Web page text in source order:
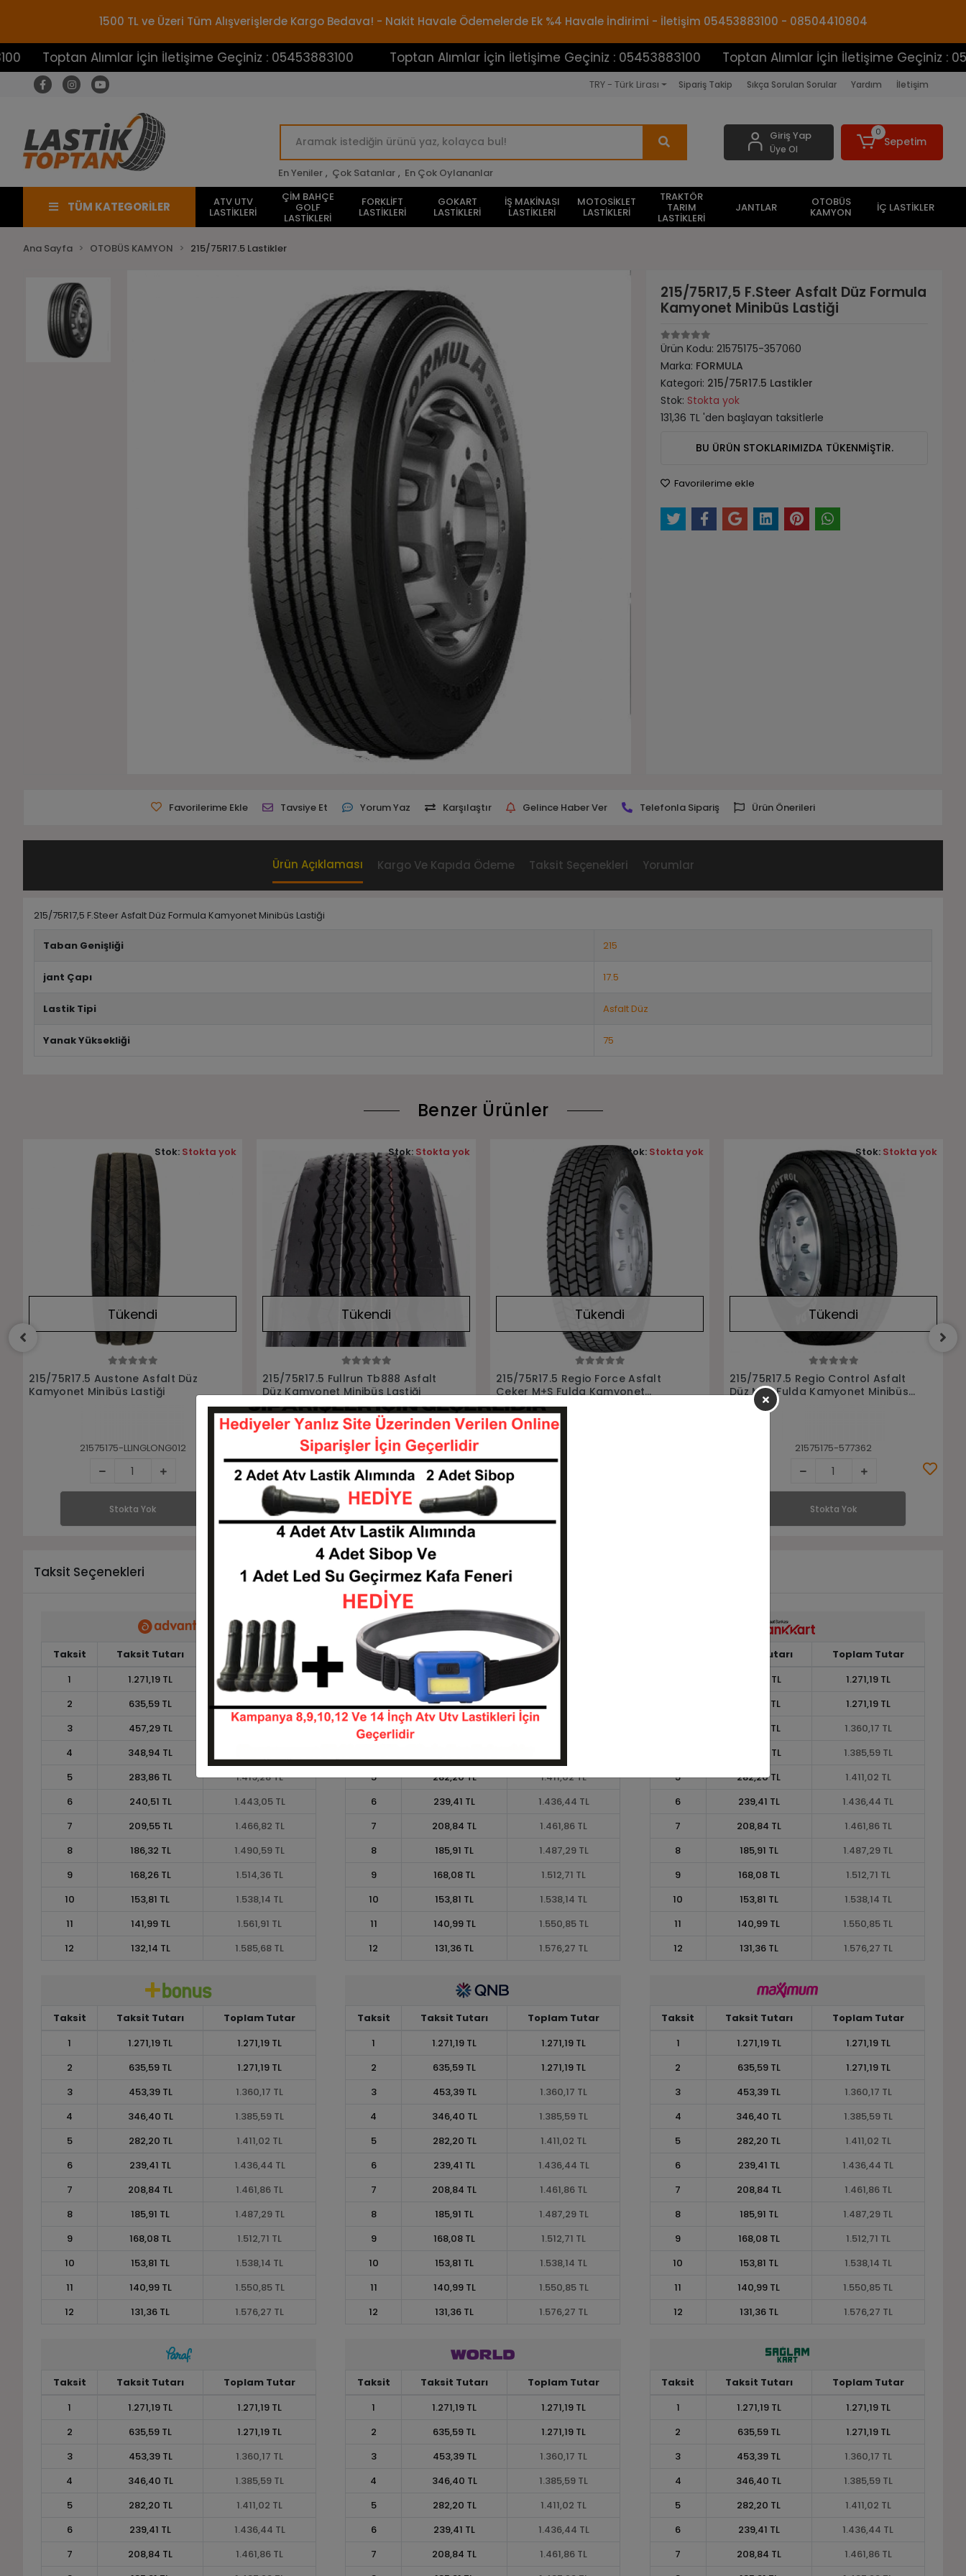
1500 TL ve Üzeri Tüm Alışverişlerde Kargo Bedava! - Nakit Havale Ödemelerde Ek %4 Havale İndirimi - İletişim 05453883100 - 08504410804
Alımlar İçin İletişime Geçiniz : 05453883100 Toptan Alımlar İçin İletişime Geçiniz : 05453883100 Toptan Alımlar İçin İletişime Geçiniz :
TRY - Türk Lirası Sipariş Takip Sıkça Sorulan Sorular Yardım İletişim
En Yeniler , Çok Satanlar , En Çok Oylananlar
Giriş Yap
Üye Ol
0
Sepetim
TÜM KATEGORİLER ATV UTV
LASTİKLERİ
ÇİM BAHÇE
GOLF
LASTİKLERİ
FORKLİFT
LASTİKLERİ
GOKART
LASTİKLERİ
İŞ MAKİNASI
LASTİKLERİ
MOTOSİKLET
LASTİKLERİ
TRAKTÖR
TARIM
LASTİKLERİ
JANTLAR OTOBÜS
KAMYON İÇ LASTİKLER
Ana Sayfa OTOBÜS KAMYON 215/75R17.5 Lastikler
215/75R17,5 F.Steer Asfalt Düz Formula
Kamyonet Minibüs Lastiği
Ürün Kodu:21575175-357060
Marka: FORMULA
Kategori: 215/75R17.5 Lastikler
Stok: Stokta yok
131,36 TL 'den başlayan taksitlerle
BU ÜRÜN STOKLARIMIZDA TÜKENMİŞTİR.
Favorilerime ekle
Favorilerime Ekle Tavsiye Et Yorum Yaz Karşılaştır Gelince Haber Ver Telefonla Sipariş Ürün Önerileri
Ürün Açıklaması Kargo Ve Kapıda Ödeme Taksit Seçenekleri Yorumlar
215/75R17,5 F.Steer Asfalt Düz Formula Kamyonet Minibüs Lastiği
Taban Genişliği 215
jant Çapı 17.5
Lastik Tipi Asfalt Düz
Yanak Yüksekliği 75
Benzer Ürünler
Stokta Yok
Tükendi
215/75R17.5 Fullrun Tb888 Asfalt
Düz Kamyonet Minibüs Lastiği
21575175-LFULL216
Stok: Stokta yok
Stokta Yok
Stokta Yok
Tükendi
215/75R17.5 Regio Force Asfalt
Çeker M+S Fulda Kamyonet
Minibüs Lastiği
21575175-573133
Stok: Stokta yok
Stokta Yok
Stokta Yok
Tükendi
215/75R17.5 Regio Control Asfalt
Düz M+S Fulda Kamyonet Minibüs
Lastiği
Stok: Stokta yok
Stokta Yok
Tükendi
215/75R17,5 F.Drıve Asfalt Çeker
Formula Kamyonet Minibüs Lastiği
21575175-234330
Stok: Stokta yok
Stokta Yok
Taksit Seçenekleri
Taksit Taksit Tutarı
Toplam Tutar
1
1.271,19 TL
1.271,19 TL
2
635,59 TL
1.271,19 TL
3
457,29 TL
1.371,86 TL
4
348,94 TL
5
283,86 TL
1.419,28 TL
6
240,51 TL
1.443,05 TL
7
209,55 TL
1.466,82 TL
8
186,32 TL
1.490,59 TL
9
168,26 TL
1.514,36 TL
10
153,81 TL
1.538,14 TL
11
141,99 TL
1.561,91 TL
12
132,14 TL 1.585,68 TL
Taksit Taksit Tutarı
Toplam Tutar
1
1.271,19 TL
1.271,19 TL
2
635,59 TL
1.271,19 TL
3
5
282,20 TL
1.411,02 TL
6
239,41 TL
1.436,44 TL
7
208,84 TL
1.461,86 TL
8
185,91 TL
1.487,29 TL
9
168,08 TL
1.512,71 TL
10
153,81 TL
1.538,14 TL
11
140,99 TL
1.550,85 TL
12
131,36 TL 1.576,27 TL
Taksit Tutarı
Toplam Tutar
1.271,19 TL
1.271,19 TL
635,59 TL
1.271,19 TL
453,39 TL
1.360,17 TL
346,40 TL
1.385,59 TL
5
282,20 TL
1.411,02 TL
6
239,41 TL
1.436,44 TL
7
208,84 TL
1.461,86 TL
8
185,91 TL
1.487,29 TL
9
168,08 TL
1.512,71 TL
10
153,81 TL
1.538,14 TL
11
140,99 TL
1.550,85 TL
12
131,36 TL 1.576,27 TL
Taksit Taksit Tutarı
Toplam Tutar
1
1.271,19 TL
1.271,19 TL
2
635,59 TL
1.271,19 TL
3
453,39 TL
1.360,17 TL
4
346,40 TL
1.385,59 TL
5
282,20 TL
1.411,02 TL
6
239,41 TL
1.436,44 TL
7
208,84 TL
1.461,86 TL
8
185,91 TL
1.487,29 TL
9
168,08 TL
1.512,71 TL
10
153,81 TL
1.538,14 TL
11
140,99 TL
1.550,85 TL
12
131,36 TL 1.576,27 TL
Taksit Taksit Tutarı
Toplam Tutar
1
1.271,19 TL
1.271,19 TL
2
635,59 TL
1.271,19 TL
3
453,39 TL
1.360,17 TL
4
346,40 TL
1.385,59 TL
5
282,20 TL
1.411,02 TL
6
239,41 TL
1.436,44 TL
7
208,84 TL
1.461,86 TL
8
185,91 TL
1.487,29 TL
9
168,08 TL
1.512,71 TL
10
153,81 TL
1.538,14 TL
11
140,99 TL
1.550,85 TL
12
131,36 TL 1.576,27 TL
Taksit Taksit Tutarı
Toplam Tutar
1
1.271,19 TL
1.271,19 TL
2
635,59 TL
1.271,19 TL
3
453,39 TL
1.360,17 TL
4
346,40 TL
1.385,59 TL
5
282,20 TL
1.411,02 TL
6
239,41 TL
1.436,44 TL
7
208,84 TL
1.461,86 TL
8
185,91 TL
1.487,29 TL
9
168,08 TL
1.512,71 TL
10
153,81 TL
1.538,14 TL
11
140,99 TL
1.550,85 TL
12
131,36 TL 1.576,27 TL
Taksit Taksit Tutarı
Toplam Tutar
1
1.271,19 TL
1.271,19 TL
2
635,59 TL
1.271,19 TL
3
453,39 TL
1.360,17 TL
4
346,40 TL
1.385,59 TL
5
282,20 TL
1.411,02 TL
6
239,41 TL
1.436,44 TL
7
208,84 TL
1.461,86 TL
Taksit Taksit Tutarı
Toplam Tutar
1
1.271,19 TL
1.271,19 TL
2
635,59 TL
1.271,19 TL
3
453,39 TL
1.360,17 TL
4
346,40 TL
1.385,59 TL
5
282,20 TL
1.411,02 TL
6
239,41 TL
1.436,44 TL
7
208,84 TL
1.461,86 TL
Taksit Taksit Tutarı
Toplam Tutar
1
1.271,19 TL
1.271,19 TL
2
635,59 TL
1.271,19 TL
3
453,39 TL
1.360,17 TL
4
346,40 TL
1.385,59 TL
5
282,20 TL
1.411,02 TL
6
239,41 TL
1.436,44 TL
7
208,84 TL
1.461,86 TL